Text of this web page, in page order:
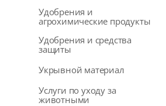
Удобрения и
агрохимические продукты
Удобрения и средства
защиты
Укрывной материал
Услуги по уходу за
животными